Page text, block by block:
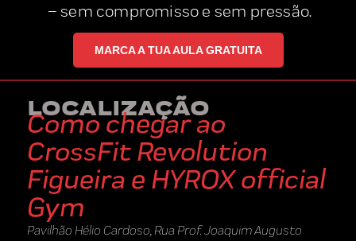
– sem compromisso e sem pressão.
MARCA A TUA AULA GRATUITA
LOCALIZAÇÃO
Como chegar ao
CrossFit Revolution
Figueira e HYROX official
Gym
Pavilhão Hélio Cardoso, Rua Prof. Joaquim Augusto